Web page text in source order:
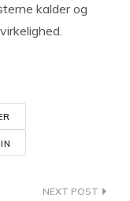
kalder og